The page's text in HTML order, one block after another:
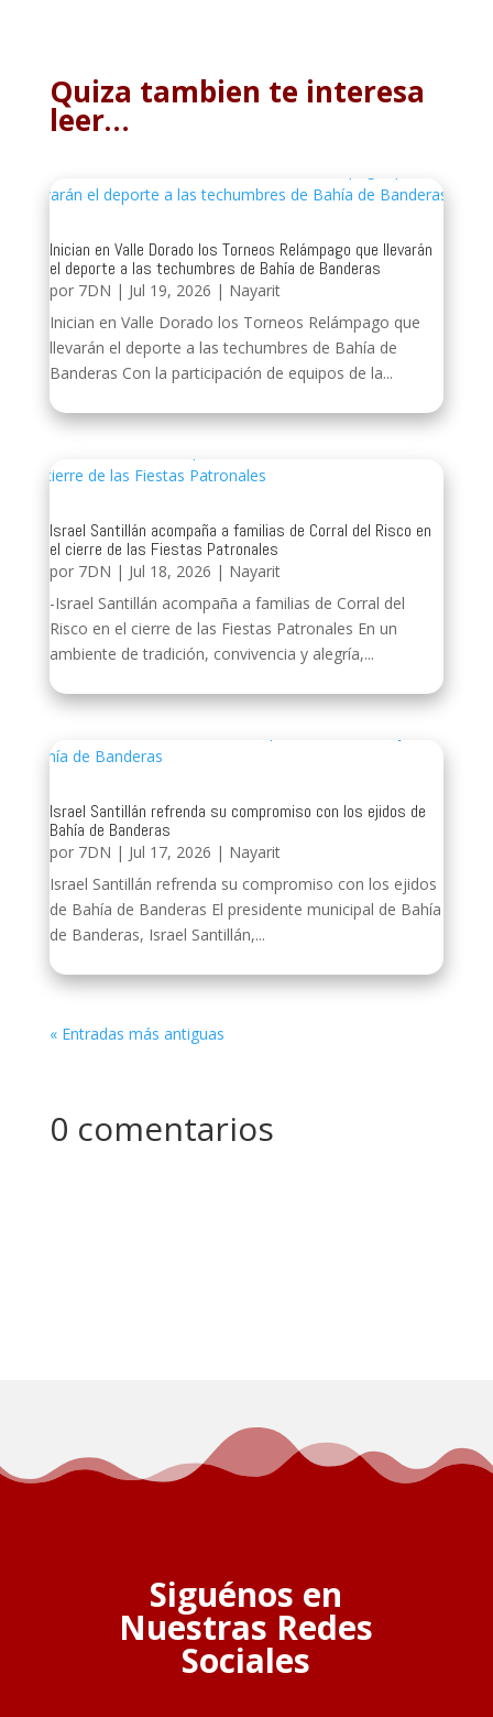
Quiza tambien te interesa
leer…
Inician en Valle Dorado los Torneos Relámpago que llevarán
el deporte a las techumbres de Bahía de Banderas
por 7DN | Jul 19, 2026 | Nayarit
Inician en Valle Dorado los Torneos Relámpago que
llevarán el deporte a las techumbres de Bahía de
Banderas Con la participación de equipos de la...
Israel Santillán acompaña a familias de Corral del Risco en
el cierre de las Fiestas Patronales
por 7DN | Jul 18, 2026 | Nayarit
-Israel Santillán acompaña a familias de Corral del
Risco en el cierre de las Fiestas Patronales En un
ambiente de tradición, convivencia y alegría,...
Israel Santillán refrenda su compromiso con los ejidos de
Bahía de Banderas
por 7DN | Jul 17, 2026 | Nayarit
Israel Santillán refrenda su compromiso con los ejidos
de Bahía de Banderas El presidente municipal de Bahía
de Banderas, Israel Santillán,...
« Entradas más antiguas
0 comentarios
Siguénos en
Nuestras Redes
Sociales